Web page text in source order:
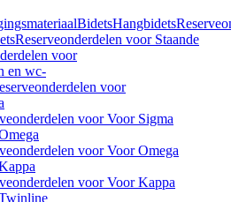
BidetsHangbidets
Reserveonderdelen voor Staande
voor
en wc-
voor
voor Voor Sigma
voor Voor Omega
voor Voor Kappa